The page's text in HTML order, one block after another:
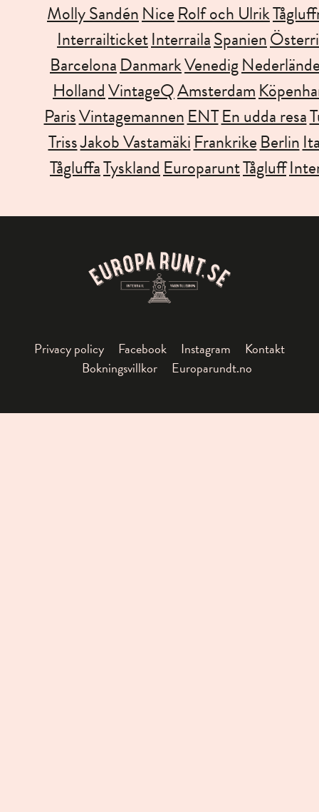
Molly SandénNiceRolf och Ulrik
InterrailticketInterrailaSpanien
BarcelonaDanmarkVenedig
HollandVintageQAmsterdam
ParisVintagemannenENTEn udda resa
TrissJakob VastamäkiFrankrikeBerlin
TågluffaTysklandEuroparuntTågluff
Privacy policy Facebook Instagram
Kontakt
Bokningsvillkor
Europarundt.no